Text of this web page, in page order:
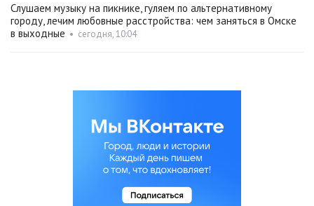
Слушаем музыку на пикнике, гуляем по альтернативному
городу, лечим любовные расстройства: чем заняться в Омске
в выходные • сегодня, 10:04